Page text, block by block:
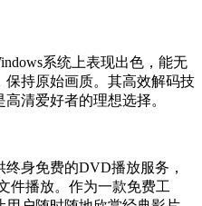
系统上表现出色，能无
持原始画质。其高效解码技
清爱好者的理想选择。
终身免费的DVD播放服务，
件播放。作为一款免费工